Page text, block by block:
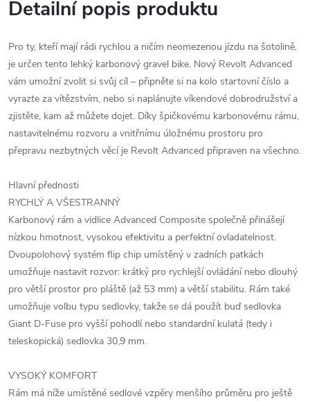
Detailní popis produktu
Pro ty, kteří mají rádi rychlou a ničím neomezenou jízdu na šotolině,
je určen tento lehký karbonový gravel bike. Nový Revolt Advanced
vám umožní zvolit si svůj cíl – připněte si na kolo startovní číslo a
vyrazte za vítězstvím, nebo si naplánujte víkendové dobrodružství a
zjistěte, kam až můžete dojet. Díky špičkovému karbonovému rámu,
nastavitelnému rozvoru a vnitřnímu úložnému prostoru pro
přepravu nezbytných věcí je Revolt Advanced připraven na všechno.
Hlavní přednosti
RYCHLÝ A VŠESTRANNÝ
Karbonový rám a vidlice Advanced Composite společně přinášejí
nízkou hmotnost, vysokou efektivitu a perfektní ovladatelnost.
Dvoupolohový systém flip chip umístěný v zadních patkách
umožňuje nastavit rozvor: krátký pro rychlejší ovládání nebo dlouhý
pro větší prostor pro pláště (až 53 mm) a větší stabilitu. Rám také
umožňuje volbu typu sedlovky, takže se dá použít buď sedlovka
Giant D-Fuse pro vyšší pohodlí nebo standardní kulatá (tedy i
teleskopická) sedlovka 30,9 mm.
VYSOKÝ KOMFORT
Rám má níže umístěné sedlové vzpěry menšího průměru pro ještě